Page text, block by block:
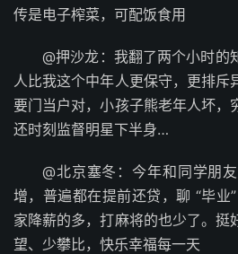
传是电子榨菜，可配饭食用 ​​​
@押沙龙：我翻了两个小时的
人比我这个中年人更保守，更排斥
要门当户对，小孩子熊老年人坏，
还时刻监督明星下半身…
@北京塞冬：今年和同学朋
增，普遍都在提前还贷，聊 “毕业
家降薪的多，打麻将的也少了。挺
望、少攀比，快乐幸福每一天